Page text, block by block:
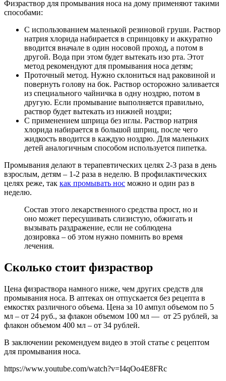
Физраствор для промывания носа на дому применяют такими
способами:
С использованием маленькой резиновой груши. Раствор
натрия хлорида набирается в спринцовку и аккуратно
вводится вначале в один носовой проход, а потом в
другой. Вода при этом будет вытекать изо рта. Этот
метод рекомендуют для промывания носа детям;
Проточный метод. Нужно склониться над раковиной и
повернуть голову на бок. Раствор осторожно заливается
из специального чайничка в одну ноздрю, потом в
другую. Если промывание выполняется правильно,
раствор будет вытекать из нижней ноздри;
С применением шприца без иглы. Раствор натрия
хлорида набирается в большой шприц, после чего
жидкость вводится в каждую ноздрю. Для маленьких
детей аналогичным способом используется пипетка.
Промывания делают в терапевтических целях 2-3 раза в день
взрослым, детям – 1-2 раза в неделю. В профилактических
целях реже, так как промывать нос можно и один раз в
неделю.
Состав этого лекарственного средства прост, но и
оно может пересушивать слизистую, обжигать и
вызывать раздражение, если не соблюдена
дозировка – об этом нужно помнить во время
лечения.
Сколько стоит физраствор
Цена физраствора намного ниже, чем других средств для
промывания носа. В аптеках он отпускается без рецепта в
емкостях различного объема. Цена за 10 ампул объемом по 5
мл – от 24 руб., за флакон объемом 100 мл — от 25 рублей, за
флакон объемом 400 мл – от 34 рублей.
В заключении рекомендуем видео в этой статье с рецептом
для промывания носа.
https://www.youtube.com/watch?v=I4qOo4E8FRc